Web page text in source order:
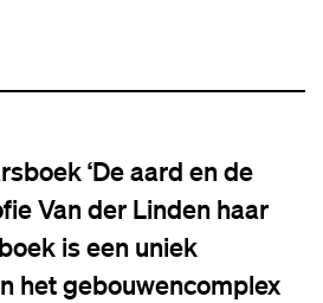
‘De aard en de
Van der Linden haar
is een uniek
het gebouwencomplex